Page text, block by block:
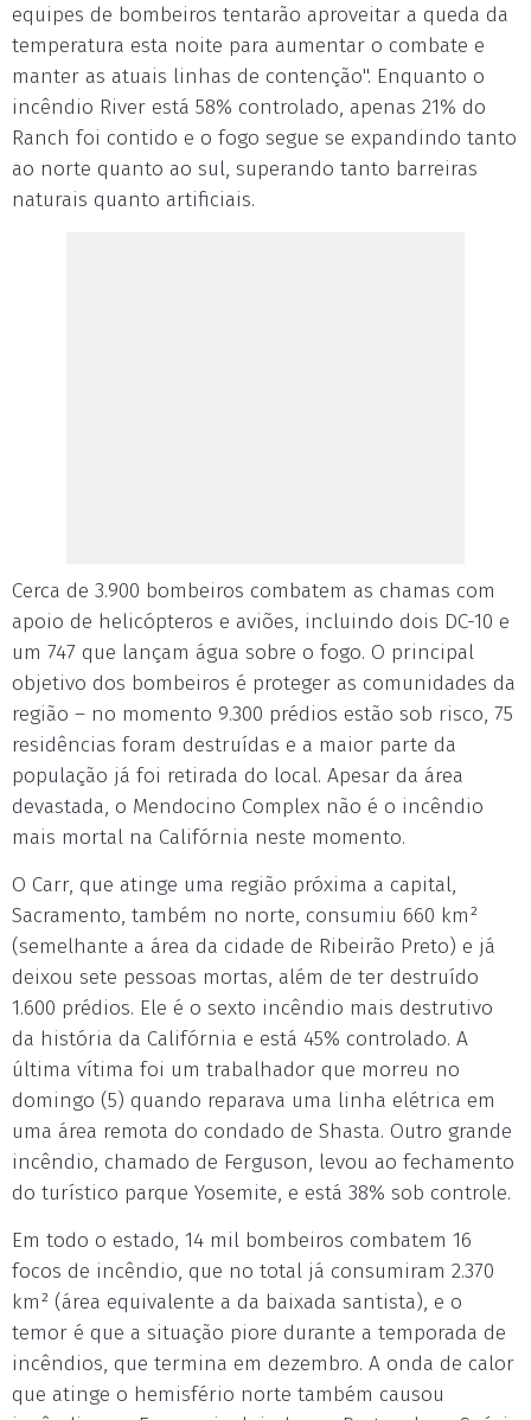
equipes de bombeiros tentarão aproveitar a queda da
temperatura esta noite para aumentar o combate e
manter as atuais linhas de contenção". Enquanto o
incêndio River está 58% controlado, apenas 21% do
Ranch foi contido e o fogo segue se expandindo tanto
ao norte quanto ao sul, superando tanto barreiras
naturais quanto artificiais.
Cerca de 3.900 bombeiros combatem as chamas com
apoio de helicópteros e aviões, incluindo dois DC-10 e
um 747 que lançam água sobre o fogo. O principal
objetivo dos bombeiros é proteger as comunidades da
região – no momento 9.300 prédios estão sob risco, 75
residências foram destruídas e a maior parte da
população já foi retirada do local. Apesar da área
devastada, o Mendocino Complex não é o incêndio
mais mortal na Califórnia neste momento.
O Carr, que atinge uma região próxima a capital,
Sacramento, também no norte, consumiu 660 km²
(semelhante a área da cidade de Ribeirão Preto) e já
deixou sete pessoas mortas, além de ter destruído
1.600 prédios. Ele é o sexto incêndio mais destrutivo
da história da Califórnia e está 45% controlado. A
última vítima foi um trabalhador que morreu no
domingo (5) quando reparava uma linha elétrica em
uma área remota do condado de Shasta. Outro grande
incêndio, chamado de Ferguson, levou ao fechamento
do turístico parque Yosemite, e está 38% sob controle.
Em todo o estado, 14 mil bombeiros combatem 16
focos de incêndio, que no total já consumiram 2.370
km² (área equivalente a da baixada santista), e o
temor é que a situação piore durante a temporada de
incêndios, que termina em dezembro. A onda de calor
que atinge o hemisfério norte também causou